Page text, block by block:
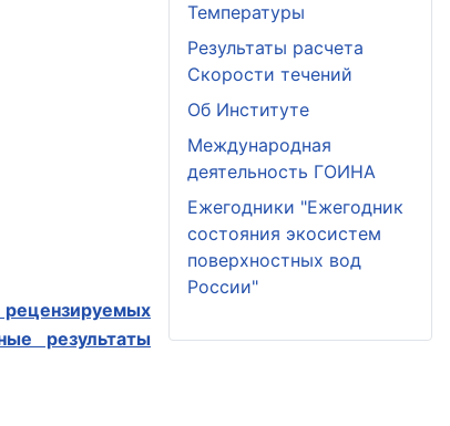
результаты
Температуры
Результаты расчета
Скорости течений
Об Институте
Международная
деятельность ГОИНА
Ежегодники "Ежегодник
состояния экосистем
поверхностных вод
России"